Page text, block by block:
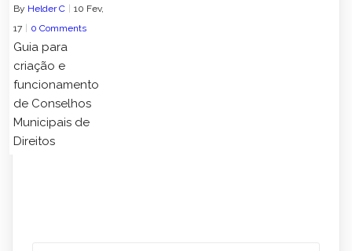
By Helder C | 10 Fev,
17 | 0 Comments
Guia para
criação e
funcionamento
de Conselhos
Municipais de
Direitos